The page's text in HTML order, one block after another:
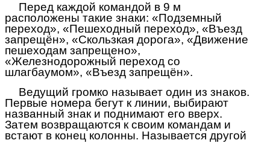
Перед каждой командой в 9 м
расположены такие знаки: «Подземный
переход», «Пешеходный переход», «Въезд
запрещён», «Скользкая дорога», «Движение
пешеходам запрещено»,
«Железнодорожный переход со
шлагбаумом», «Въезд запрещён».
Ведущий громко называет один из знаков.
Первые номера бегут к линии, выбирают
названный знак и поднимают его вверх.
Затем возвращаются к своим командам и
встают в конец колонны. Называется другой